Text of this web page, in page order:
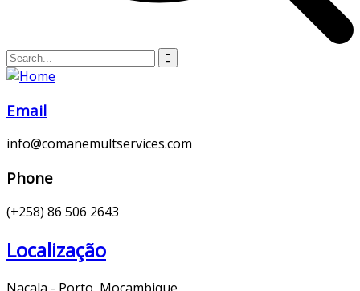
Email
info@comanemultservices.com
Phone
(+258) 86 506 2643
Localização